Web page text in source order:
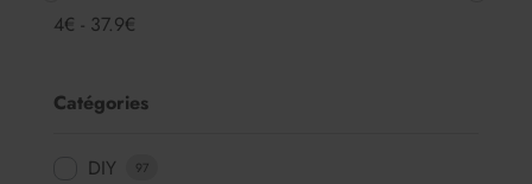
4€ - 37.9€
Catégories
DIY 97